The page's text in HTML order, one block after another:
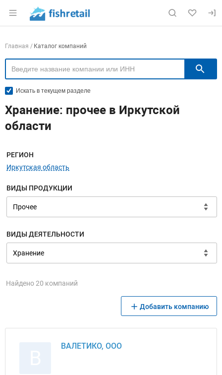
Раздел навигации по сайту fishretail.ru
Навигация по компаниям
Главная Каталог компаний
Искать в текущем разделе
Хранение: прочее в Иркутской
области
Меню навигации
РЕГИОН
Иркутская область
ВИДЫ ПРОДУКЦИИ
ВИДЫ ДЕЯТЕЛЬНОСТИ
Найдено 20 компаний
Добавить компанию
ВАЛЕТИКО, ООО